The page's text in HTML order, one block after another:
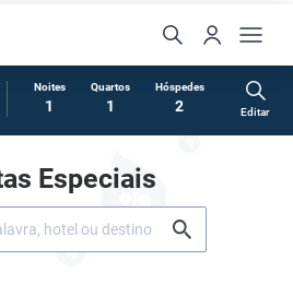
Noites
1
Quartos
1
Hóspedes
2 Editar
Especiais